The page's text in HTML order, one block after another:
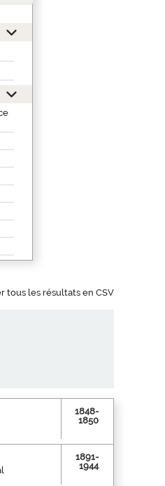
tous les résultats en CSV
1848-
1850
1891-
1944